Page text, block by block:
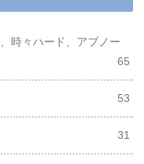
時々ハード、アブノー
65
53
31